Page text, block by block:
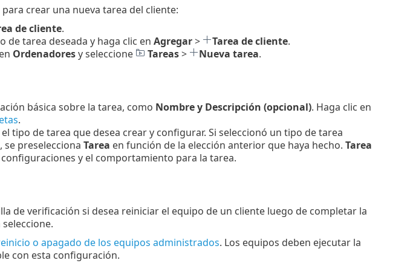
crear una nueva tarea del cliente:
de cliente.
de tarea deseada y haga clic en Agregar> Tarea de cliente.
Ordenadoresy seleccione Tareas> Nueva tarea.
básica sobre la tarea, como Nombre y Descripción (opcional). Haga clic en
.
el tipo de tarea que desea crear y configurar. Si seleccionó un tipo de tarea
se preselecciona Tarea en función de la elección anterior que haya hecho. Tarea
y el comportamiento para la tarea.
de verificación si desea reiniciar el equipo de un cliente luego de completar la
o apagado de los equipos administrados. Los equipos deben ejecutar la
con esta configuración.